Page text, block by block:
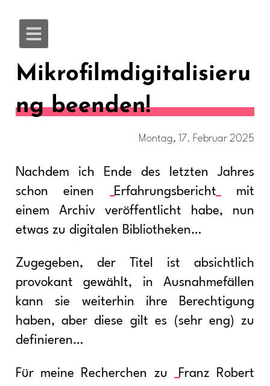
Mikrofilmdigitalisieru
ng beenden!
Montag, 17. Februar 2025
Nachdem ich Ende des letzten Jahres
schon einen
Erfahrungsbericht
mit
einem Archiv veröffentlicht habe, nun
etwas zu digitalen Bibliotheken…
Zugegeben, der Titel ist absichtlich
provokant gewählt, in Ausnahmefällen
kann sie weiterhin ihre Berechtigung
haben, aber diese gilt es (sehr eng) zu
definieren…
Für meine Recherchen zu
Franz Robert